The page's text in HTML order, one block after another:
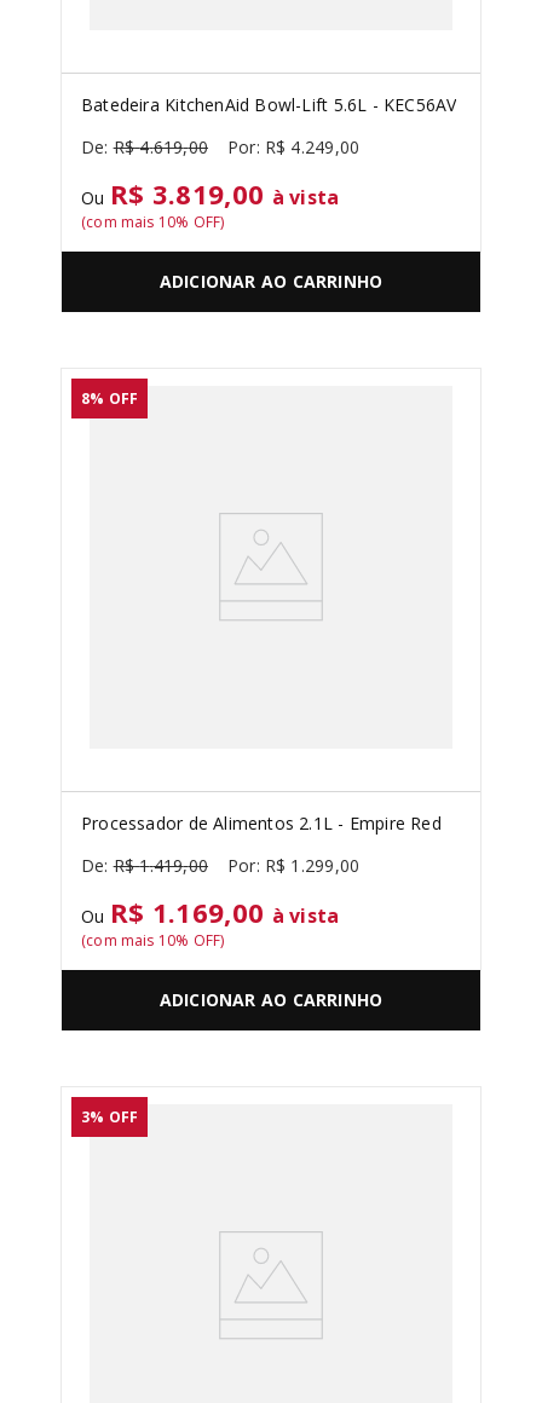
Batedeira KitchenAid Bowl-Lift 5.6L - KEC56AV
R$ 4.619,00 R$ 4.249,00
Ou R$ 3.819,00 à vista
(com mais 10% OFF)
ADICIONAR AO CARRINHO
8% OFF
Processador de Alimentos 2.1L - Empire Red
R$ 1.419,00 R$ 1 .299,00
Ou R$ 1.169,00 à vista
(com mais 10% OFF)
ADICIONAR AO CARRINHO
3% OFF